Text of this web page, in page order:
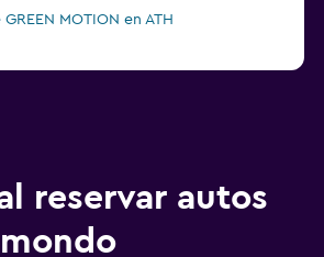
MOTION en ATH
reservar autos